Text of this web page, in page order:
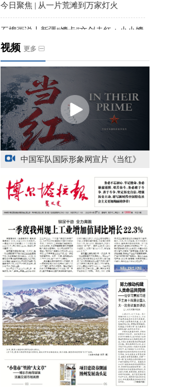
今日聚焦 | 从一片荒滩到万家灯火
石榴画说丨新疆“馕卡”文创走红：小小馕
饼变身城市文旅IP名片
天山观察丨暑期AI研学热，孩子们究竟学
到什么
给祖国“镶金边”！G219+G331描绘新疆风
光与发展新画卷
新疆多点发力完善水利基础设施
援疆心语｜千里赴疆 以影像微光护百姓
视频 更多
中国军队国际形象网宣片《当红》